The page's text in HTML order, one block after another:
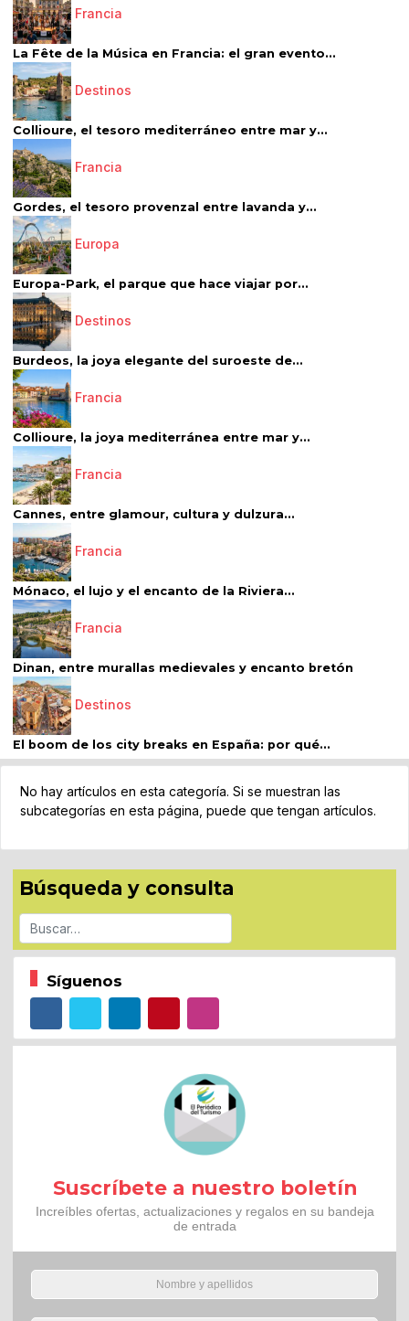
Francia
La Fête de la Música en Francia: el gran evento...
Destinos
Collioure, el tesoro mediterráneo entre mar y...
Francia
Gordes, el tesoro provenzal entre lavanda y...
Europa
Europa-Park, el parque que hace viajar por...
Destinos
Burdeos, la joya elegante del suroeste de...
Francia
Collioure, la joya mediterránea entre mar y...
Francia
Cannes, entre glamour, cultura y dulzura...
Francia
Mónaco, el lujo y el encanto de la Riviera...
Francia
Dinan, entre murallas medievales y encanto bretón
Destinos
El boom de los city breaks en España: por qué...
No hay artículos en esta categoría. Si se muestran las
subcategorías en esta página, puede que tengan artículos.
Búsqueda y consulta
Buscar
Síguenos
Suscríbete a nuestro boletín
Increíbles ofertas, actualizaciones y regalos en su bandeja
de entrada